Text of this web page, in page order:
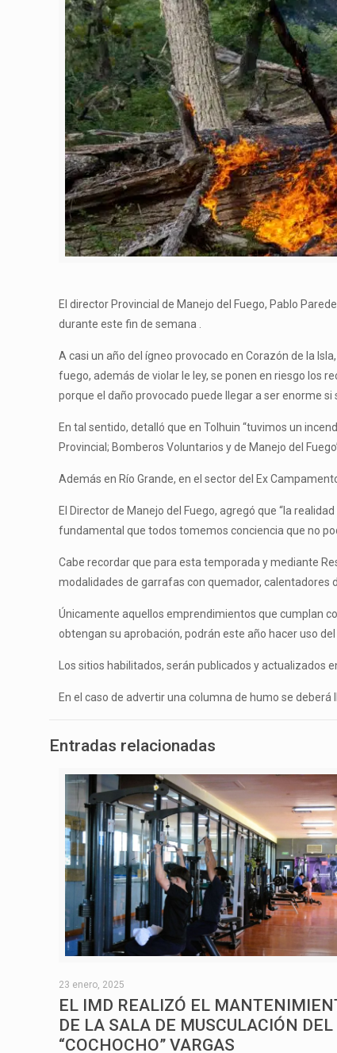
El director Provincial de Manejo del Fuego, Pablo
durante este fin de semana .
A casi un año del ígneo provocado en Corazón de la
fuego, además de violar le ley, se ponen en riesgo los
porque el daño provocado puede llegar a ser enorme si
En tal sentido, detalló que en Tolhuin “tuvimos un
Provincial; Bomberos Voluntarios y de Manejo del
Además en Río Grande, en el sector del Ex
El Director de Manejo del Fuego, agregó que “la
fundamental que todos tomemos conciencia que no
Cabe recordar que para esta temporada y mediante
modalidades de garrafas con quemador, calentadores
Únicamente aquellos emprendimientos que cumplan
obtengan su aprobación, podrán este año hacer uso
Los sitios habilitados, serán publicados y actualizados
En el caso de advertir una columna de humo se deberá
Entradas relacionadas
23 enero, 2025
EL IMD REALIZÓ EL
DE LA SALA DE MUSCULACIÓN DEL
“COCHOCHO” VARGAS